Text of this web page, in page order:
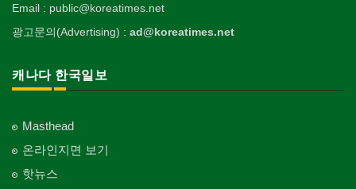
Email : public@koreatimes.net
광고문의(Advertising) : ad@koreatimes.net
캐나다 한국일보
Masthead
온라인지면 보기
핫뉴스